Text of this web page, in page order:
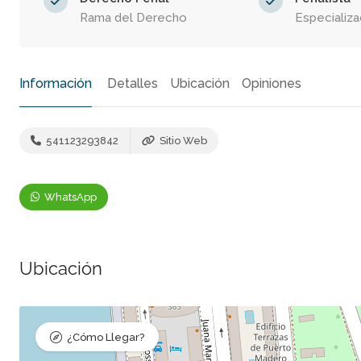
Rama del Derecho
Información Detalles Ubicación Opiniones
541123293842 Sitio Web
WhatsApp
Ubicación
¿Cómo Llegar?